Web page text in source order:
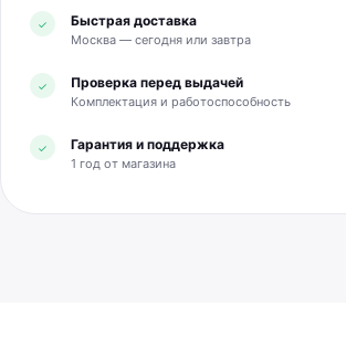
✓ Быстрая доставка
Москва — сегодня или завтра
✓ Проверка перед выдачей
Комплектация и работоспособность
✓ Гарантия и поддержка
1 год от магазина